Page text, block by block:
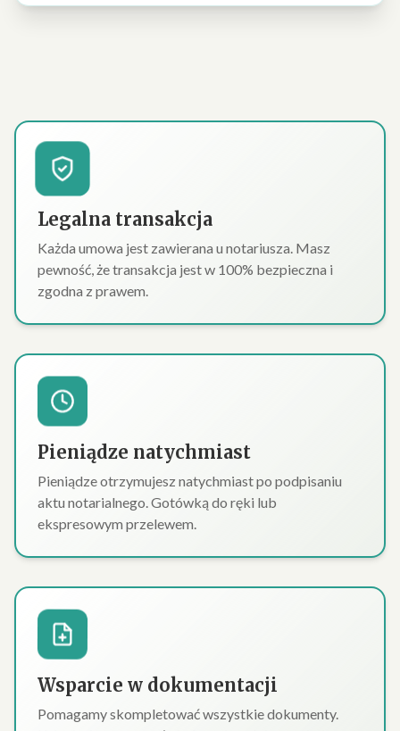
Legalna transakcja
Każda umowa jest zawierana u notariusza. Masz
pewność, że transakcja jest w 100% bezpieczna i
zgodna z prawem.
Pieniądze natychmiast
Pieniądze otrzymujesz natychmiast po podpisaniu
aktu notarialnego. Gotówką do ręki lub
ekspresowym przelewem.
Wsparcie w dokumentacji
Pomagamy skompletować wszystkie dokumenty.